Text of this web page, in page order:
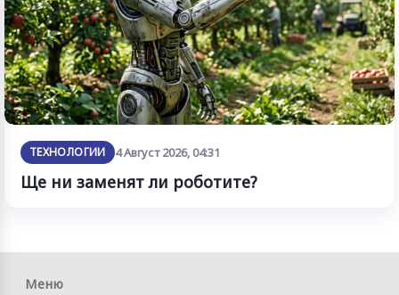
ТЕХНОЛОГИИ 4 Август 2026, 04:31
Ще ни заменят ли роботите?
Меню